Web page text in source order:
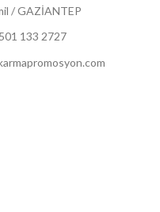
/ GAZİANTEP
133 2727